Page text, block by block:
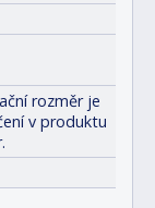
rozměr je
v produktu